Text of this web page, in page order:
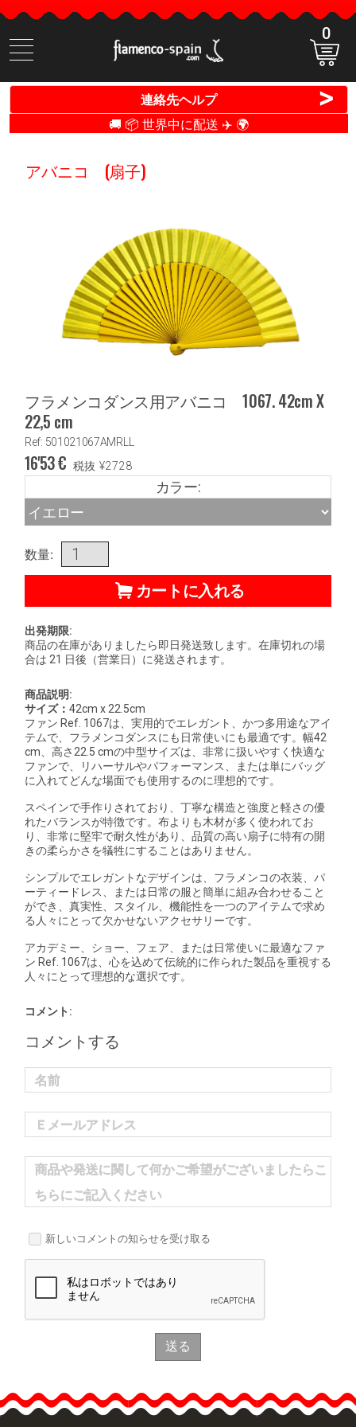
商
品
検
0
連絡先ヘルプ >
🚚 📦 世界中に配送 ✈️ 🌍
アバニコ (扇子)
フラメンコダンス用アバニコ 1067. 42cm X
22,5 cm
Ref: 501021067AMRLL
16'53€ 税抜 ¥2728
カラー:
数量:
カートに入れる
出発期限:
商品の在庫がありましたら即日発送致します。在庫切れの場
合は 21 日後（営業日）に発送されます。
商品説明:
サイズ： 42cm x 22.5cm
ファン Ref. 1067は、実用的でエレガント、かつ多用途なアイ
テムで、フラメンコダンスにも日常使いにも最適です。幅42
cm、高さ22.5 cmの中型サイズは、非常に扱いやすく快適な
ファンで、リハーサルやパフォーマンス、または単にバッグ
に入れてどんな場面でも使用するのに理想的です。
スペインで手作りされており、丁寧な構造と強度と軽さの優
れたバランスが特徴です。布よりも木材が多く使われてお
り、非常に堅牢で耐久性があり、品質の高い扇子に特有の開
きの柔らかさを犠牲にすることはありません。
シンプルでエレガントなデザインは、フラメンコの衣装、パ
ーティードレス、または日常の服と簡単に組み合わせること
ができ、真実性、スタイル、機能性を一つのアイテムで求め
る人々にとって欠かせないアクセサリーです。
アカデミー、ショー、フェア、または日常使いに最適なファ
ン Ref. 1067は、心を込めて伝統的に作られた製品を重視する
人々にとって理想的な選択です。
コメント:
コメントする
名前
Ｅメールアドレス
商品や発送に関して何かご希望がございましたらこ
ちらにご記入ください
新しいコメントの知らせを受け取る
送る